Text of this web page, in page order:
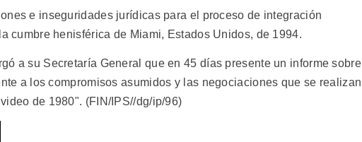
e inseguridades jurídicas para el proceso de integración
cumbre henisférica de Miami, Estados Unidos, de 1994.
a su Secretaría General que en 45 días presente un informe sobre
a los compromisos asumidos y las negociaciones que se realizan
de 1980". (FIN/IPS//dg/ip/96)